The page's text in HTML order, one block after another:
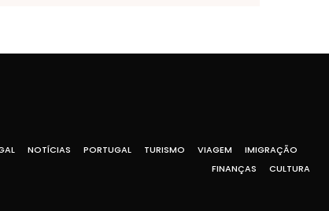
NOTÍCIAS PORTUGAL TURISMO VIAGEM
IMIGRAÇÃO
FINANÇAS
CULTURA